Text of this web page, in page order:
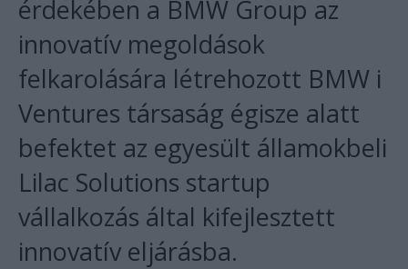
érdekében a BMW Group az
innovatív megoldások
felkarolására létrehozott BMW i
Ventures társaság égisze alatt
befektet az egyesült államokbeli
Lilac Solutions startup
vállalkozás által kifejlesztett
innovatív eljárásba.